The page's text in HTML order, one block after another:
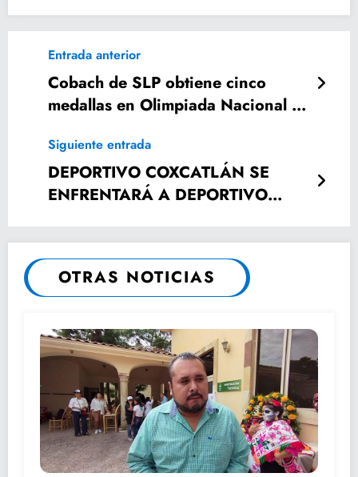
Entrada anterior
Cobach de SLP obtiene cinco
medallas en Olimpiada Nacional de
Siguiente entrada
DEPORTIVO COXCATLÁN SE
ENFRENTARÁ A DEPORTIVO
OTRAS NOTICIAS